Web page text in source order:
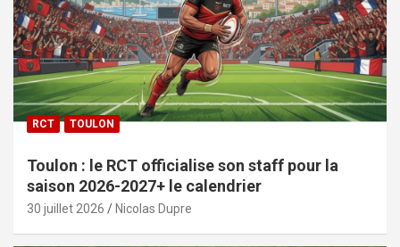
RCT TOULON
Toulon : le RCT officialise son staff pour la
saison 2026-2027+ le calendrier
30 juillet 2026 Nicolas Dupre